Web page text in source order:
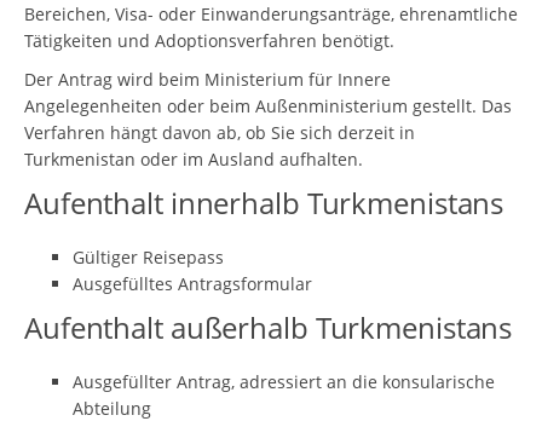
Bereichen, Visa- oder Einwanderungsanträge, ehrenamtliche
Tätigkeiten und Adoptionsverfahren benötigt.
Der Antrag wird beim Ministerium für Innere
Angelegenheiten oder beim Außenministerium gestellt. Das
Verfahren hängt davon ab, ob Sie sich derzeit in
Turkmenistan oder im Ausland aufhalten.
Aufenthalt innerhalb Turkmenistans
Gültiger Reisepass
Ausgefülltes Antragsformular
Aufenthalt außerhalb Turkmenistans
Ausgefüllter Antrag, adressiert an die konsularische
Abteilung